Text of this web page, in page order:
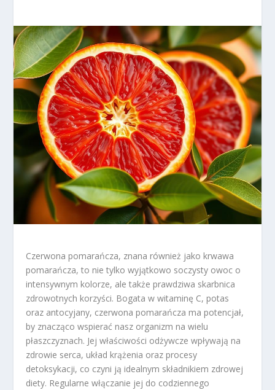
Czerwona pomarańcza, znana również jako krwawa
pomarańcza, to nie tylko wyjątkowo soczysty owoc o
intensywnym kolorze, ale także prawdziwa skarbnica
zdrowotnych korzyści. Bogata w witaminę C, potas
oraz antocyjany, czerwona pomarańcza ma potencjał,
by znacząco wspierać nasz organizm na wielu
płaszczyznach. Jej właściwości odżywcze wpływają na
zdrowie serca, układ krążenia oraz procesy
detoksykacji, co czyni ją idealnym składnikiem zdrowej
diety. Regularne włączanie jej do codziennego